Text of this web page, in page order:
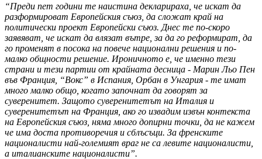
“Преди пет години те наистина декларираха, че искат да
разформироват Европейския съюз, да сложат край на
политически проект Европейски съюз. Днес те по-скоро
заявяват, че искат да влязат вътре, за да го реформират, да
го променят в посока на повече национални решения и по-
малко общности решение. Ироничното е, че именно тези
страни и тези партии от крайната десница - Марин Льо Пен
във Франция, “Вокс” в Испания, Орбан в Унгария - те имат
много малко общо, когато започнат да говорят за
суверенитет. Защото суверенитетът на Италия и
суверенитетът на Франция, ако го извадим извън контекста
на Европейския съюз, няма много допирни точки, да не кажем
че има доста противоречия и сблъсъци. За френските
националисти най-големият враг не са левите националисти,
а италианските националисти”.